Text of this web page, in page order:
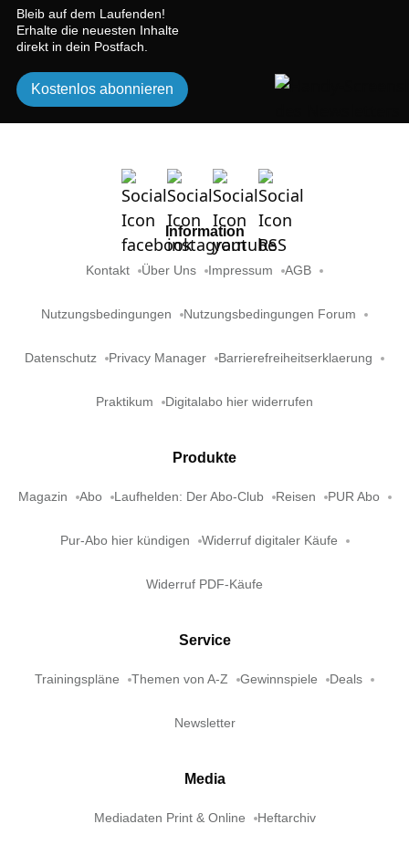
Bleib auf dem Laufenden!
Erhalte die neuesten Inhalte
direkt in dein Postfach.
Kostenlos abonnieren
Information
Kontakt Über Uns Impressum AGB
Nutzungsbedingungen Nutzungsbedingungen Forum
Datenschutz Privacy Manager Barrierefreiheitserklaerung
Praktikum Digitalabo hier widerrufen
Produkte
Magazin Abo Laufhelden: Der Abo-Club Reisen PUR Abo
Pur-Abo hier kündigen Widerruf digitaler Käufe
Widerruf PDF-Käufe
Service
Trainingspläne Themen von A-Z Gewinnspiele Deals
Newsletter
Media
Mediadaten Print & Online Heftarchiv